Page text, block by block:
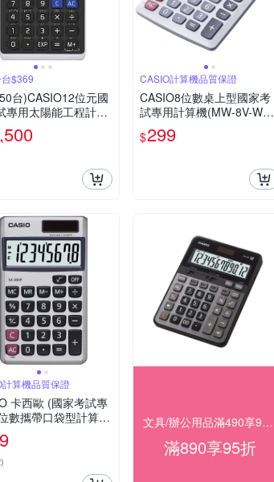
$369
台)CASIO12位元國
專用太陽能工程計算
82SOLARII
CASIO計算機品質保證
CASIO8位數桌上型國家考
試專用計算機(MW-8V-WE)
白
$299
算機品質保證
卡西歐 (國家考試專
數攜帶口袋型計算機
)
文具/辦公用品滿490享98折，滿890享95折
滿890享95折